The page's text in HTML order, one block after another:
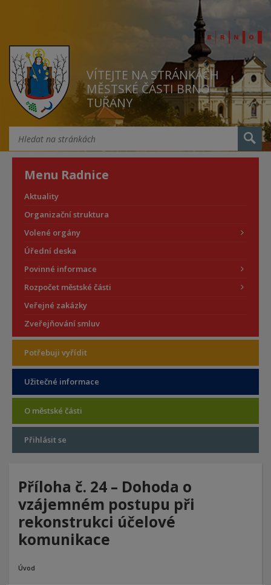
VÍTEJTE NA STRÁNKÁCH
MĚSTSKÉ ČÁSTI BRNO
TUŘANY
Menu Radnice
Aktuality
Organizační struktura
Volené orgány
Úřední deska
Povinné informace
Rozpočet městské části
Veřejné zakázky
Zveřejňování smluv
Potřebuji vyřídit
Užitečné informace
O městské části
Přihlásit se
Příloha č. 24 – Dohoda o
vzájemném postupu při
rekonstrukci účelové
komunikace
Úvod